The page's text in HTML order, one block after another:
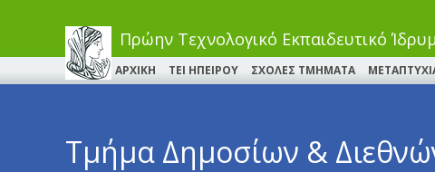
Πρώην Τεχνολογικό Εκπαιδευτικό
ΑΡΧΙΚΗ ΤΕΙ ΗΠΕΙΡΟΥ ΣΧΟΛΕΣ ΤΜΗΜΑΤΑ
Τμήμα Δημοσίων &